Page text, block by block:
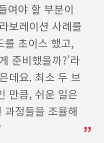
여야 할 부분이
보레이션 사례를
를 초이스 했고,
준비했을까?’라
데요. 최소 두 브
만큼, 쉬운 일은
정들을 조율해